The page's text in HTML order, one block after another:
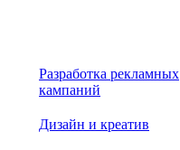
Разработка рекламных
кампаний
Дизайн и креатив